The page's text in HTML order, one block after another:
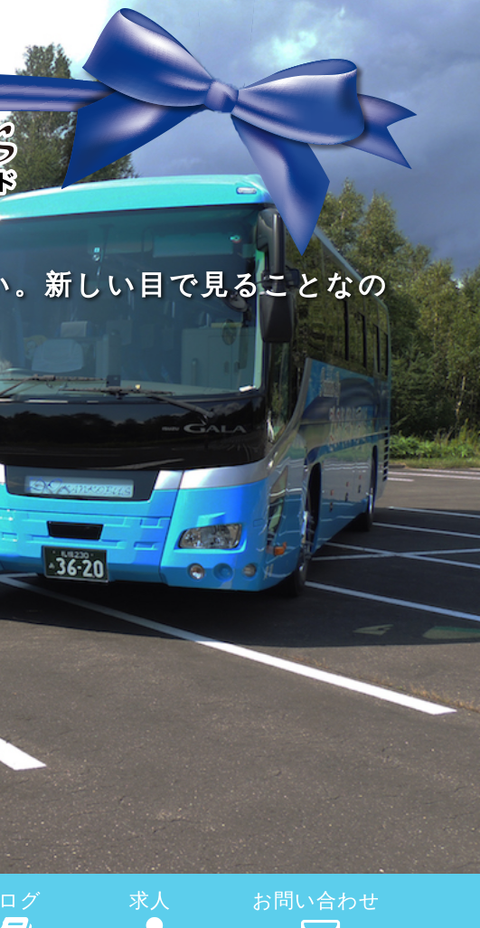
る
新しい目で見ることなのだ
本 を読み、旅をすることだ
す る
る
ょうがない小さな子供がいる
をするためである
ある
グ 求人 お問い合わせ